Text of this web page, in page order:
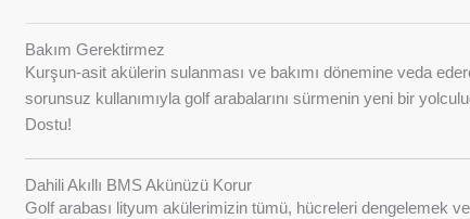
Bakım Gerektirmez
Kurşun-asit akülerin sulanması ve bakımı dönemine veda
sorunsuz kullanımıyla golf arabalarını sürmenin yeni bir
Dostu!
Dahili Akıllı BMS Akünüzü Korur
Golf arabası lityum akülerimizin tümü, hücreleri dengelemek